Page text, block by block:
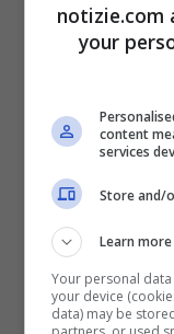
Coinvolti anche i
sotto
causa
londinese
notizie.com
your
content
services
Store and/
Learn more
Your personal
your device
data) may be